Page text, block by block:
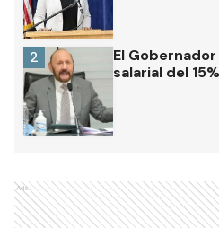
El
salarial del
2
Ads